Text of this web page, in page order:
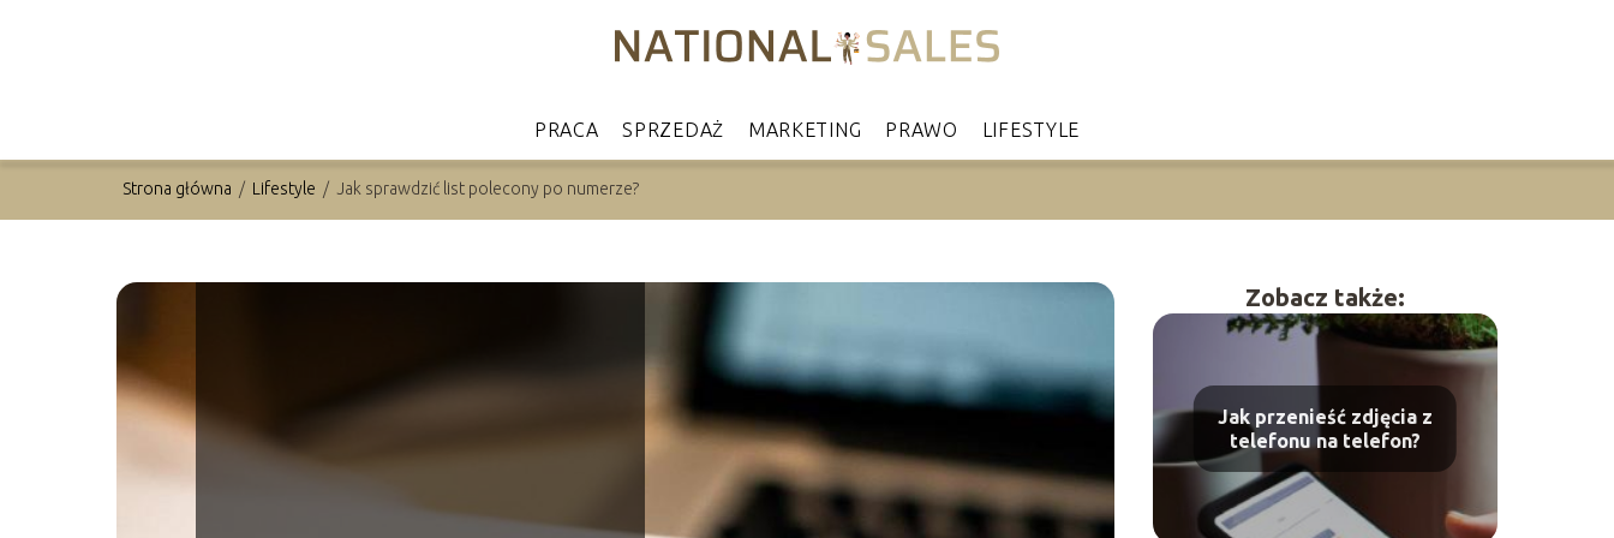
PRACA SPRZEDAŻ MARKETING PRAWO LIFESTYLE
Strona główna / Lifestyle / Jak sprawdzić list polecony po numerze?
Zobacz także:
Jak przenieść zdjęcia z
telefonu na telefon?